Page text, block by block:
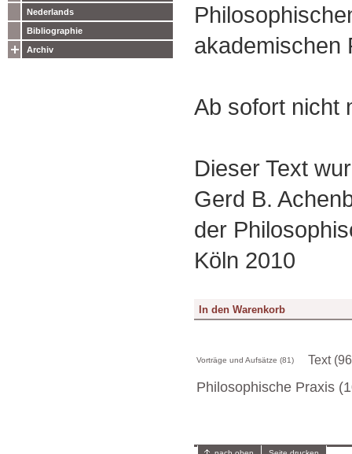
Nederlands
Bibliographie
Archiv
akademischen
Ab sofort nicht
Dieser Text
Gerd B.
der
Köln 2010
Vorträge und Aufsätze (81) Text
Philosophische Praxis